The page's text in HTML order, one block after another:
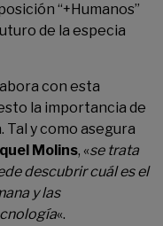
“+Humanos”
de la especia
con esta
la importancia de
Tal y como asegura
Molins, «se trata
descubrir cuál es el
y las
«.